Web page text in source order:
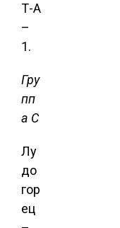
Т-А
–
1.
Гру
пп
а С
Лу
до
гор
ец